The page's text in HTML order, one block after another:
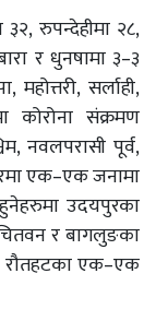
रुपन्देहीमा २८,
र धुनषामा ३–३
सर्लाही,
कोरोना संक्रमण
नवलपरासी पूर्व,
एक–एक जनामा
उदयपुरका
र बागलुङका
रौतहटका एक–एक